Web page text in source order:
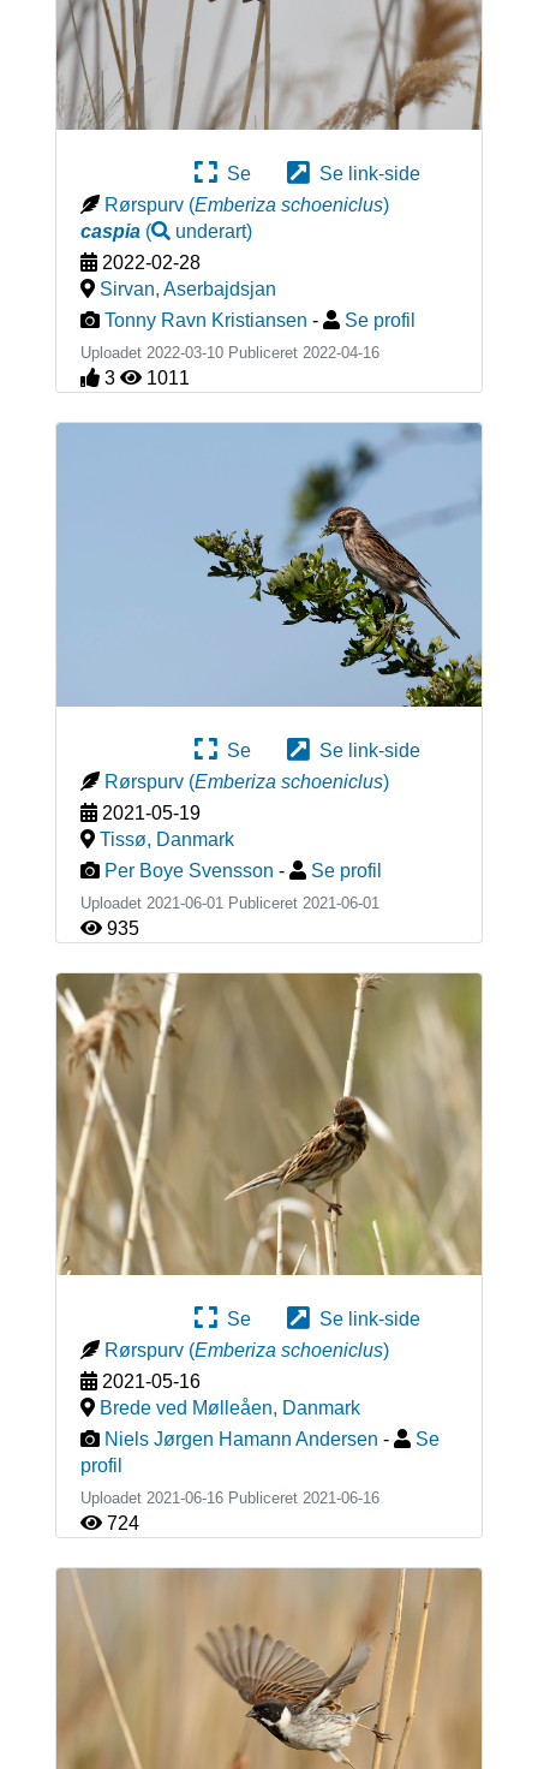
Se
Se link-side
Rørspurv (Emberiza schoeniclus)
caspia( underart)
2022-02-28
Sirvan, Aserbajdsjan
Tonny Ravn Kristiansen - Se profil
Uploadet 2022-03-10 Publiceret 2022-04-16
3 1011
Se
Se link-side
Rørspurv (Emberiza schoeniclus)
2021-05-19
Tissø, Danmark
Per Boye Svensson - Se profil
Uploadet 2021-06-01 Publiceret 2021-06-01
935
Se
Se link-side
Rørspurv (Emberiza schoeniclus)
2021-05-16
Brede ved Mølleåen, Danmark
Niels Jørgen Hamann Andersen -
Se
profil
Uploadet 2021-06-16 Publiceret 2021-06-16
724